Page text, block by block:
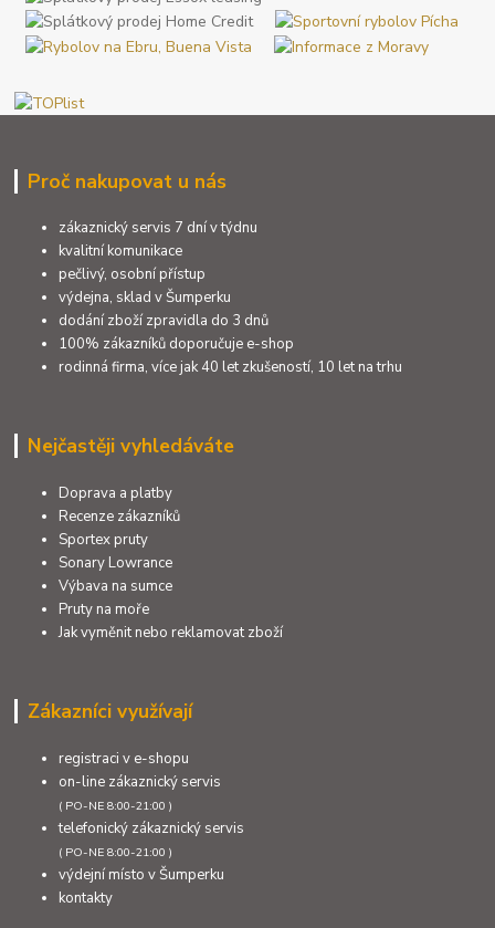
Proč nakupovat u nás
zákaznický servis 7 dní v týdnu
kvalitní komunikace
pečlivý, osobní přístup
výdejna, sklad v Šumperku
dodání zboží zpravidla do 3 dnů
100% zákazníků doporučuje e-shop
rodinná firma, více jak 40 let zkušeností, 10 let na trhu
Nejčastěji vyhledáváte
Doprava a platby
Recenze zákazníků
Sportex pruty
Sonary Lowrance
Výbava na sumce
Pruty na moře
Jak vyměnit nebo reklamovat zboží
Zákazníci využívají
registraci v e-shopu
on-line zákaznický servis
( PO-NE 8:00-21:00 )
telefonický zákaznický servis
( PO-NE 8:00-21:00 )
výdejní místo v Šumperku
kontakty